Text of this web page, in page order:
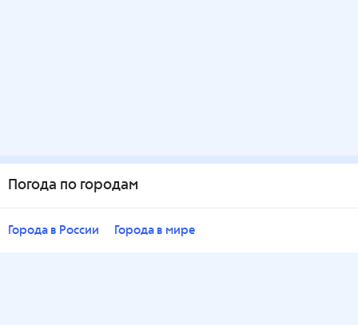
Погода по городам
Города в России Города в мире